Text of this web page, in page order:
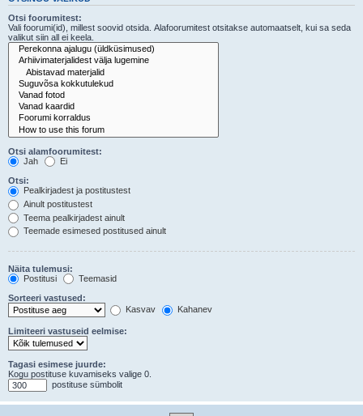
Otsi foorumitest:
Vali foorumi(id), millest soovid otsida. Alafoorumitest otsitakse automaatselt, kui sa seda
valikut siin all ei keela.
Otsi alamfoorumitest:
Jah
Ei
Otsi:
Pealkirjadest ja postitustest
Ainult postitustest
Teema pealkirjadest ainult
Teemade esimesed postitused ainult
Näita tulemusi:
Postitusi
Teemasid
Sorteeri vastused:
Kasvav
Kahanev
Limiteeri vastuseid eelmise:
Tagasi esimese juurde:
Kogu postituse kuvamiseks valige 0.
postituse sümbolit